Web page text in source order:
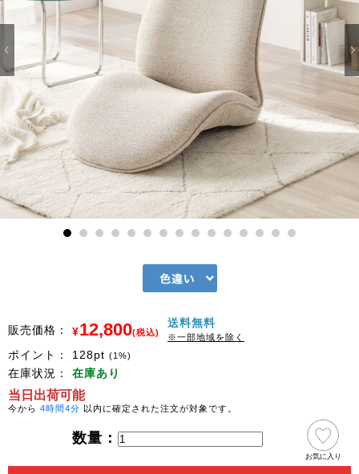
10 11 12 13 14
販売価格： ¥12,800(税込)
送料無料
※一部地域を除く
ポイント： 128pt (1%)
在庫状況： 在庫あり
当日出荷可能
今から 4時間4分 以内に確定された注文が対象です。
数量：
お気に入り